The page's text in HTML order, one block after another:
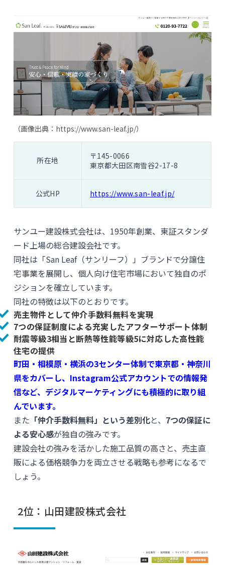
（画像出典： https://www.san-leaf.jp/）
所在地
〒145-0066
東京都大田区南雪谷2-17-8
公式HP https://www.san-leaf.jp/
サンユー建設株式会社は、1950年創業、東証スタンダ
ード上場の総合建設会社です。
同社は「San Leaf（サンリーフ）」ブランドで分譲住
宅事業を展開し、個人向け住宅市場において独自のポ
ジションを確立しています。
同社の特徴は以下のとおりです。
売主物件として仲介手数料無料を実現
7つの保証制度による充実したアフターサポート体制
耐震等級3相当と断熱等性能等級5に対応した高性能
住宅の提供
町田・相模原・横浜の3センター体制で東京都・神奈川
県をカバーし、Instagram公式アカウントでの情報発
信など、デジタルマーケティングにも積極的に取り組
んでいます。
また 「仲介手数料無料」という差別化と、 7つの保証に
よる安心感が独自の強みです。
建設会社の強みを活かした施工品質の高さと、売主直
販による価格競争力を両立させる戦略も参考になるで
しょう。
2位：山田建設株式会社